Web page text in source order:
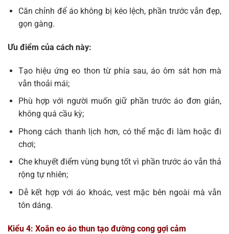
Căn chỉnh để áo không bị kéo lệch, phần trước vẫn đẹp,
gọn gàng.
Ưu điểm của cách này:
Tạo hiệu ứng eo thon từ phía sau, áo ôm sát hơn mà
vẫn thoải mái;
Phù hợp với người muốn giữ phần trước áo đơn giản,
không quá cầu kỳ;
Phong cách thanh lịch hơn, có thể mặc đi làm hoặc đi
chơi;
Che khuyết điểm vùng bụng tốt vì phần trước áo vẫn thả
rộng tự nhiên;
Dễ kết hợp với áo khoác, vest mặc bên ngoài mà vẫn
tôn dáng.
Kiểu 4: Xoắn eo áo thun tạo đường cong gợi cảm